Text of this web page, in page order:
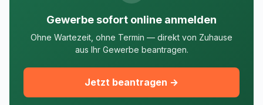
Gewerbe sofort online anmelden
Ohne Wartezeit, ohne Termin — direkt von Zuhause
aus Ihr Gewerbe beantragen.
Jetzt beantragen →